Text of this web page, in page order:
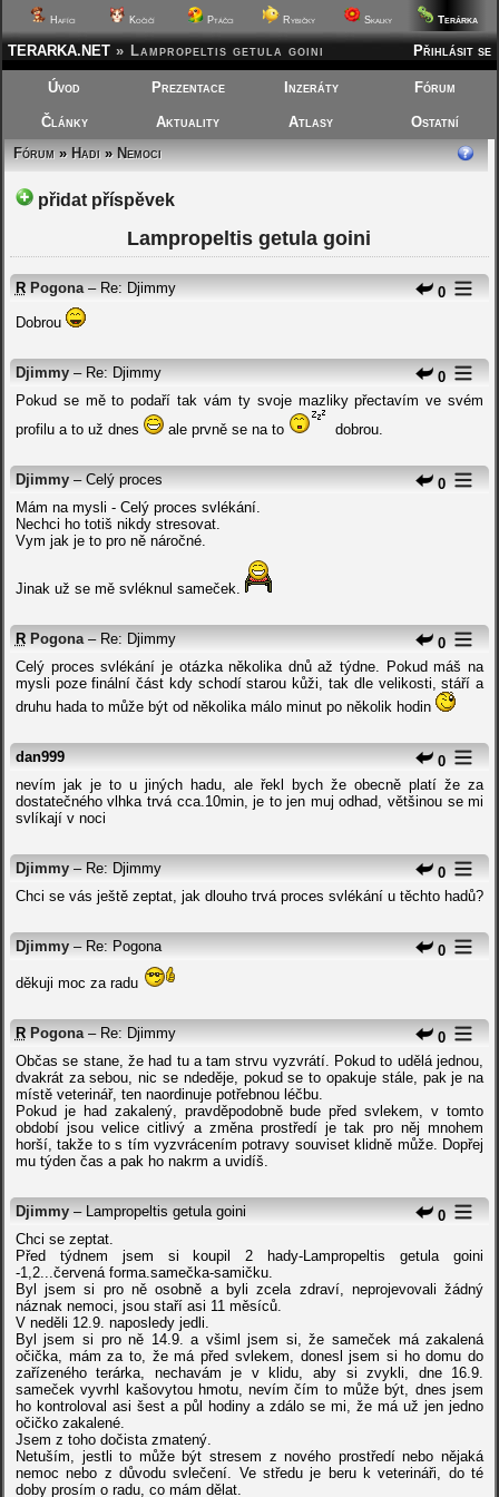
Hafíci Kočičí Ptáčci Rybičky Skalky Terárka
Přihlásit se
TERARKA.NET » Lampropeltis getula goini
Úvod Prezentace Inzeráty Fórum
Články Aktuality Atlasy
Ostatní
Fórum»Hadi»Nemoci
přidat příspěvek
Lampropeltis getula goini
0
R Pogona – Re: Djimmy
Dobrou
0
Djimmy – Re: Djimmy
Pokud se mě to podaří tak vám ty svoje mazliky přectavím ve svém
profilu a to už dnes
ale prvně se na to dobrou.
0
Djimmy – Celý proces
Mám na mysli - Celý proces svlékání.
Nechci ho totiš nikdy stresovat.
Vym jak je to pro ně náročné.
Jinak už se mě svléknul sameček.
0
R Pogona – Re: Djimmy
Celý proces svlékání je otázka několika dnů až týdne. Pokud máš na
mysli poze finální část kdy schodí starou kůži, tak dle velikosti, stáří a
druhu hada to může být od několika málo minut po několik hodin
0
dan999
nevím jak je to u jiných hadu, ale řekl bych že obecně platí že za
dostatečného vlhka trvá cca.10min, je to jen muj odhad, většinou se mi
svlíkají v noci
0
Djimmy – Re: Djimmy
Chci se vás ještě zeptat, jak dlouho trvá proces svlékání u těchto hadů?
0
Djimmy – Re: Pogona
děkuji moc za radu
0
R Pogona – Re: Djimmy
Občas se stane, že had tu a tam strvu vyzvrátí. Pokud to udělá jednou,
dvakrát za sebou, nic se ndeděje, pokud se to opakuje stále, pak je na
místě veterinář, ten naordinuje potřebnou léčbu.
Pokud je had zakalený, pravděpodobně bude před svlekem, v tomto
období jsou velice citlivý a změna prostředí je tak pro něj mnohem
horší, takže to s tím vyzvrácením potravy souviset klidně může. Dopřej
mu týden čas a pak ho nakrm a uvidíš.
0
Djimmy – Lampropeltis getula goini
Chci se zeptat.
Před týdnem jsem si koupil 2 hady-Lampropeltis getula goini
-1,2...červená forma.samečka-samičku.
Byl jsem si pro ně osobně a byli zcela zdraví, neprojevovali žádný
náznak nemoci, jsou staří asi 11 měsíců.
V neděli 12.9. naposledy jedli.
Byl jsem si pro ně 14.9. a všiml jsem si, že sameček má zakalená
očička, mám za to, že má před svlekem, donesl jsem si ho domu do
zařízeného terárka, nechavám je v klidu, aby si zvykli, dne 16.9.
sameček vyvrhl kašovytou hmotu, nevím čím to může být, dnes jsem
ho kontroloval asi šest a půl hodiny a zdálo se mi, že má už jen jedno
očičko zakalené.
Jsem z toho dočista zmatený.
Netuším, jestli to může být stresem z nového prostředí nebo nějaká
nemoc nebo z důvodu svlečení. Ve středu je beru k veterináři, do té
doby prosím o radu, co mám dělat.